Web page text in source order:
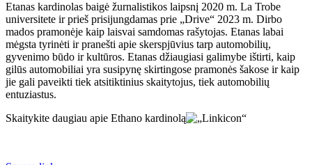
Etanas kardinolas baigė žurnalistikos laipsnį 2020 m. La Trobe
universitete ir prieš prisijungdamas prie „Drive“ 2023 m. Dirbo
mados pramonėje kaip laisvai samdomas rašytojas. Etanas labai
mėgsta tyrinėti ir pranešti apie skerspjūvius tarp automobilių,
gyvenimo būdo ir kultūros. Etanas džiaugiasi galimybe ištirti, kaip
gilūs automobiliai yra susipynę skirtingose ​​pramonės šakose ir kaip
jie gali paveikti tiek atsitiktinius skaitytojus, tiek automobilių
entuziastus.
Skaitykite daugiau apie Ethano kardinolą